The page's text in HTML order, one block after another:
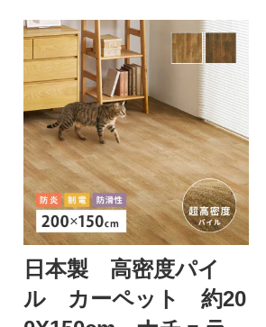
日本製 高密度パイ
ル カーペット 約20